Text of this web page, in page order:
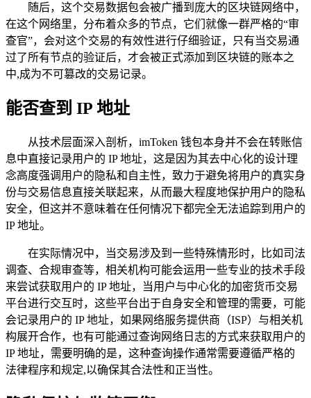
随后，这个交易数据包会被广播到庞大的区块链网络中，
在这个网络里，分布着众多的节点，它们就像一群严格的“审
查官”，会对这个交易的有效性进行仔细验证，只有当交易通
过了所有节点的验证后，才会被正式添加到区块链的账本之
中,成为不可篡改的交易记录。
能否查到 IP 地址
从技术层面深入剖析，imToken 钱包本身并不会在转账信
息中直接记录用户的 IP 地址，这是因为其去中心化的设计理
念高度强调用户的隐私和自主性，致力于避免将用户的真实身
份与交易信息直接关联起来，从而最大程度地保护用户的隐私
安全，但这并不意味着在任何情况下都完全无法追踪到用户的
IP 地址。
在实际情况中，当交易涉及到一些特殊情形时，比如司法
调查、合规审查等，相关机构可能会运用一些专业的技术手段
来尝试获取用户的 IP 地址，当用户与中心化的加密货币交易
平台进行交互时，这些平台出于自身安全和管理的需要，可能
会记录用户的 IP 地址，如果网络服务提供商（ISP）与相关机
构展开合作，也有可能通过查询网络日志的方式来获取用户的
IP 地址，需要明确的是，这种查询操作通常需要遵循严格的
法律程序和规定,以确保其合法性和正当性。